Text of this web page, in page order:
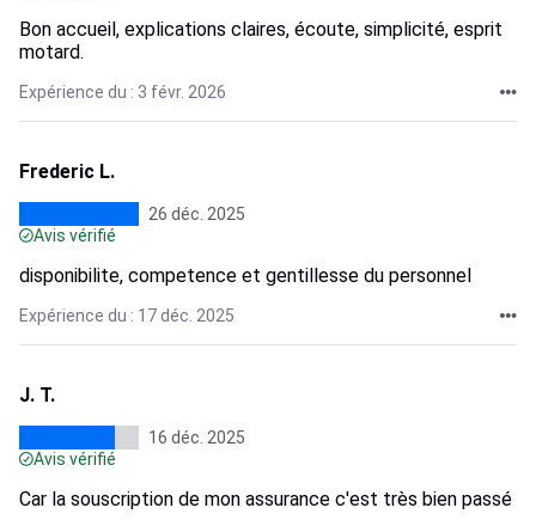
Bon accueil, explications claires, écoute, simplicité, esprit
motard.
Expérience du : 3 févr. 2026
Frederic L.
26 déc. 2025
Avis vérifié
disponibilite, competence et gentillesse du personnel
Expérience du : 17 déc. 2025
J. T.
16 déc. 2025
Avis vérifié
Car la souscription de mon assurance c'est très bien passé